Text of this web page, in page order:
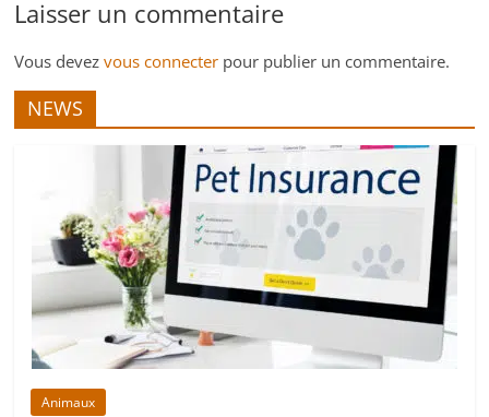
Laisser un commentaire
Vous devezvous connecter pour publier un commentaire.
NEWS
Animaux